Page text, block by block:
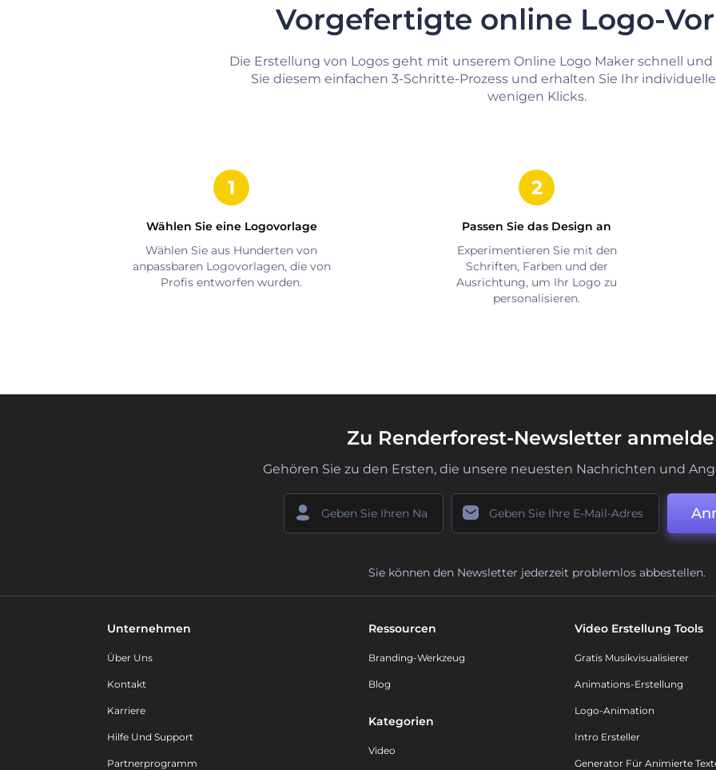
Vorgefertigte online Logo-
Die Erstellung von Logos geht mit unserem Online Logo Maker schnell und
Sie diesem einfachen 3-Schritte-Prozess und erhalten Sie Ihr
wenigen Klicks.
Wählen Sie eine Logovorlage
Wählen Sie aus Hunderten von
anpassbaren Logovorlagen, die von
Profis entworfen wurden.
Passen Sie das Design an
Experimentieren Sie mit den
Schriften, Farben und der
Ausrichtung, um Ihr Logo zu
personalisieren.
Zu Renderforest-Newsletter
Gehören Sie zu den Ersten, die unsere neuesten Nachrichten und
Sie können den Newsletter jederzeit problemlos abbestellen.
Unternehmen
Über Uns
Kontakt
Karriere
Hilfe Und Support
Partnerprogramm
Ressourcen
Branding-Werkzeug
Blog
Kategorien
Video
Video Erstellung Tools
Gratis Musikvisualisierer
Animations-Erstellung
Logo-Animation
Intro Ersteller
Generator Für Animierte